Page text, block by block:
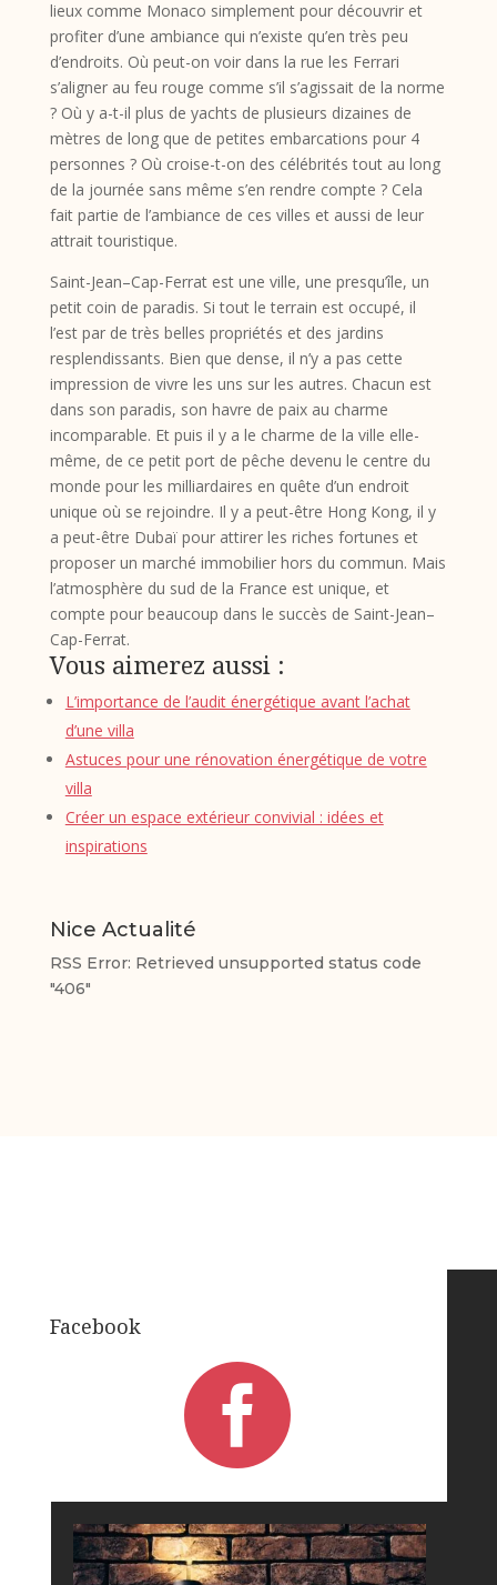
lieux comme Monaco simplement pour découvrir et
profiter d’une ambiance qui n’existe qu’en très peu
d’endroits. Où peut-on voir dans la rue les Ferrari
s’aligner au feu rouge comme s’il s’agissait de la norme
? Où y a-t-il plus de yachts de plusieurs dizaines de
mètres de long que de petites embarcations pour 4
personnes ? Où croise-t-on des célébrités tout au long
de la journée sans même s’en rendre compte ? Cela
fait partie de l’ambiance de ces villes et aussi de leur
attrait touristique.
Saint-Jean–Cap-Ferrat est une ville, une presqu’île, un
petit coin de paradis. Si tout le terrain est occupé, il
l’est par de très belles propriétés et des jardins
resplendissants. Bien que dense, il n’y a pas cette
impression de vivre les uns sur les autres. Chacun est
dans son paradis, son havre de paix au charme
incomparable. Et puis il y a le charme de la ville elle-
même, de ce petit port de pêche devenu le centre du
monde pour les milliardaires en quête d’un endroit
unique où se rejoindre. Il y a peut-être Hong Kong, il y
a peut-être Dubaï pour attirer les riches fortunes et
proposer un marché immobilier hors du commun. Mais
l’atmosphère du sud de la France est unique, et
compte pour beaucoup dans le succès de Saint-Jean–
Cap-Ferrat.
Vous aimerez aussi :
L’importance de l’audit énergétique avant l’achat
d’une villa
Astuces pour une rénovation énergétique de votre
villa
Créer un espace extérieur convivial : idées et
inspirations
Nice Actualité
RSS Error: Retrieved unsupported status code
"406"
Facebook
